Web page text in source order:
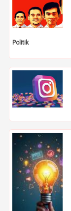
Politik